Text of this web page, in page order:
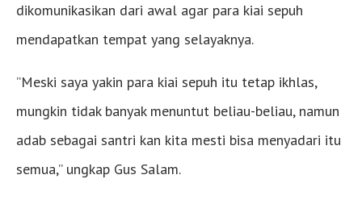
dikomunikasikan dari awal agar para kiai sepuh
mendapatkan tempat yang selayaknya.
’’Meski saya yakin para kiai sepuh itu tetap ikhlas,
mungkin tidak banyak menuntut beliau-beliau, namun
adab sebagai santri kan kita mesti bisa menyadari itu
semua,’’ ungkap Gus Salam.